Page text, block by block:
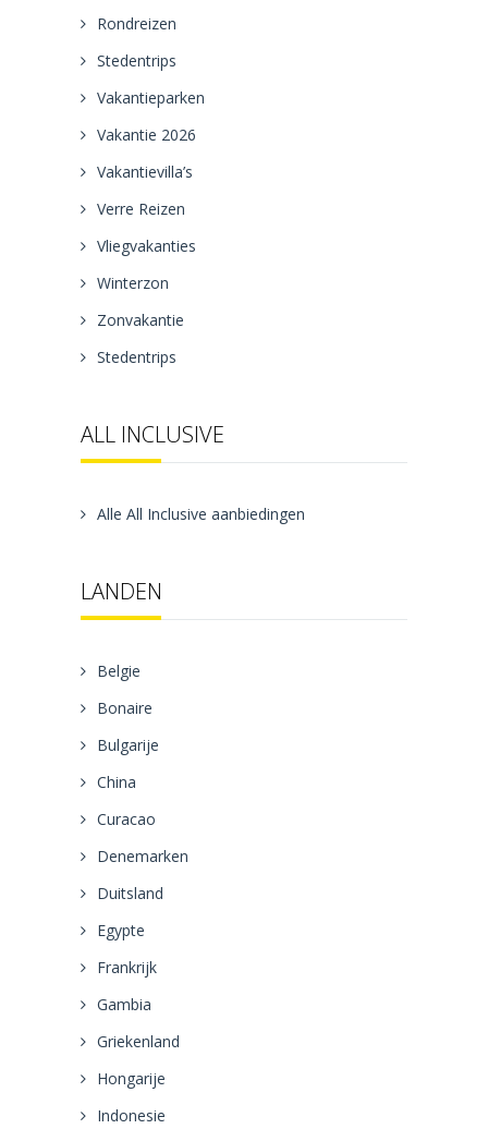
Rondreizen
Stedentrips
Vakantieparken
Vakantie 2026
Vakantievilla’s
Verre Reizen
Vliegvakanties
Winterzon
Zonvakantie
Stedentrips
ALL INCLUSIVE
Alle All Inclusive aanbiedingen
LANDEN
Belgie
Bonaire
Bulgarije
China
Curacao
Denemarken
Duitsland
Egypte
Frankrijk
Gambia
Griekenland
Hongarije
Indonesie